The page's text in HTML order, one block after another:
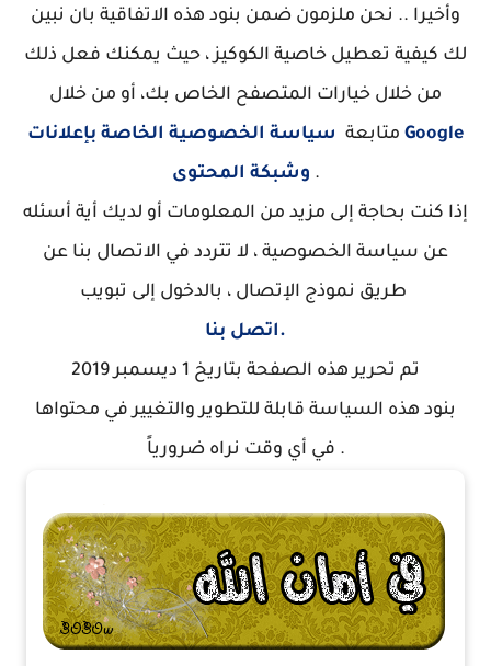
وأخيرا .. نحن ملزمون ضمن بنود هذه الاتفاقية بان نبين
لك كيفية تعطيل خاصية الكوكيز ، حيث يمكنك فعل ذلك
من خلال خيارات المتصفح الخاص بك، أو من خلال
متابعة سياسة الخصوصية الخاصة بإعلانات Google
.
إذا كنت بحاجة إلى مزيد من المعلومات أو لديك أية أسئله
عن سياسة الخصوصية ، لا تتردد في الاتصال بنا عن
اتصل بنا.
تم تحرير هذه الصفحة بتاريخ 1 ديسمبر 2019
بنود هذه السياسة قابلة للتطوير والتغيير في محتواها
في أي وقت نراه ضرورياً .